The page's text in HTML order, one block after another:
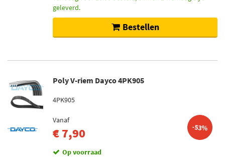
geleverd.
Bestellen
Poly V-riem Dayco 4PK905
4PK905
Vanaf
€ 7,90 -53%
Op voorraad